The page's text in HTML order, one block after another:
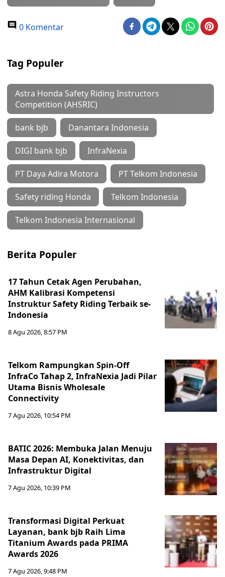
0 Komentar
Tag Populer
Astra Honda Safety Riding Instructors
Competition (AHSRIC)
bank bjb Danantara Indonesia
DIGI bank bjb InfraNexia
PT Daya Adira Motora PT Telkom Indonesia
Safety riding Honda Telkom Indonesia
Telkom Indonesia Internasional
Berita Populer
17 Tahun Cetak Agen Perubahan,
AHM Kalibrasi Kompetensi
Instruktur Safety Riding Terbaik se-
Indonesia
8 Agu 2026, 8:57 PM
Telkom Rampungkan Spin-Off
InfraCo Tahap 2, InfraNexia Jadi Pilar
Utama Bisnis Wholesale
Connectivity
7 Agu 2026, 10:54 PM
BATIC 2026: Membuka Jalan Menuju
Masa Depan AI, Konektivitas, dan
Infrastruktur Digital
7 Agu 2026, 10:39 PM
Transformasi Digital Perkuat
Layanan, bank bjb Raih Lima
Titanium Awards pada PRIMA
Awards 2026
7 Agu 2026, 9:48 PM